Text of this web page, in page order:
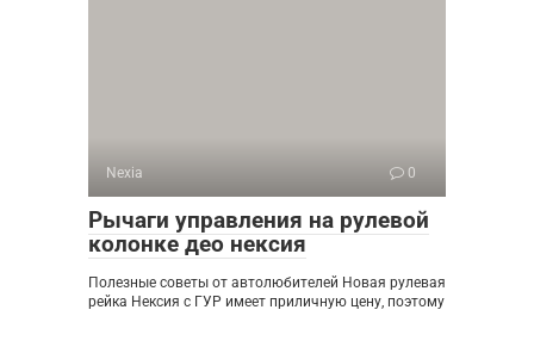
Nexia 0
Рычаги управления на рулевой
колонке део нексия
Полезные советы от автолюбителей Новая рулевая
рейка Нексия с ГУР имеет приличную цену, поэтому